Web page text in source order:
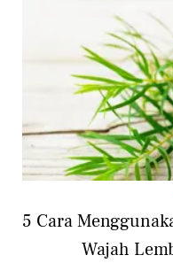
5 Cara
Wajah